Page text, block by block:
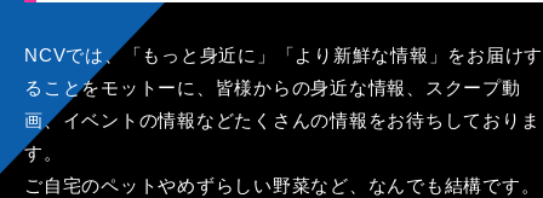
NCVでは、「もっと身近に」「より新鮮な情報」をお届けす
ることをモットーに、皆様からの身近な情報、スクープ動
画、イベントの情報などたくさんの情報をお待ちしておりま
す。
ご自宅のペットやめずらしい野菜など、なんでも結構です。